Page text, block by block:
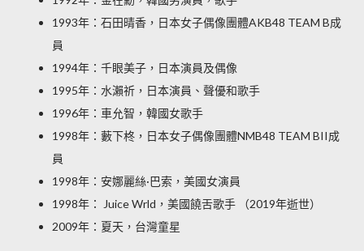
1993年：石田晴香，日本女子偶像團體AKB48 TEAM B成
員
1994年：千眼美子，日本演員及偶像
1995年：水瀨祈，日本演員、聲優和歌手
1996年：車允智，韓國女歌手
1998年：藪下柊，日本女子偶像團體NMB48 TEAM BII成
員
1998年：安娜麗絲·巴索，美國女演員
1998年： Juice Wrld，美國饒舌歌手 （2019年逝世）
2009年：夏天，台灣童星